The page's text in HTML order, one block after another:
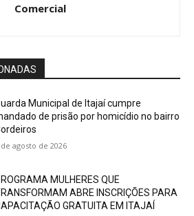
Comercial
Municipal de Itajaí cumpre
de prisão por homicídio no bairro
agosto de 2026
MULHERES QUE
ABRE INSCRIÇÕES PARA
GRATUITA EM ITAJAÍ